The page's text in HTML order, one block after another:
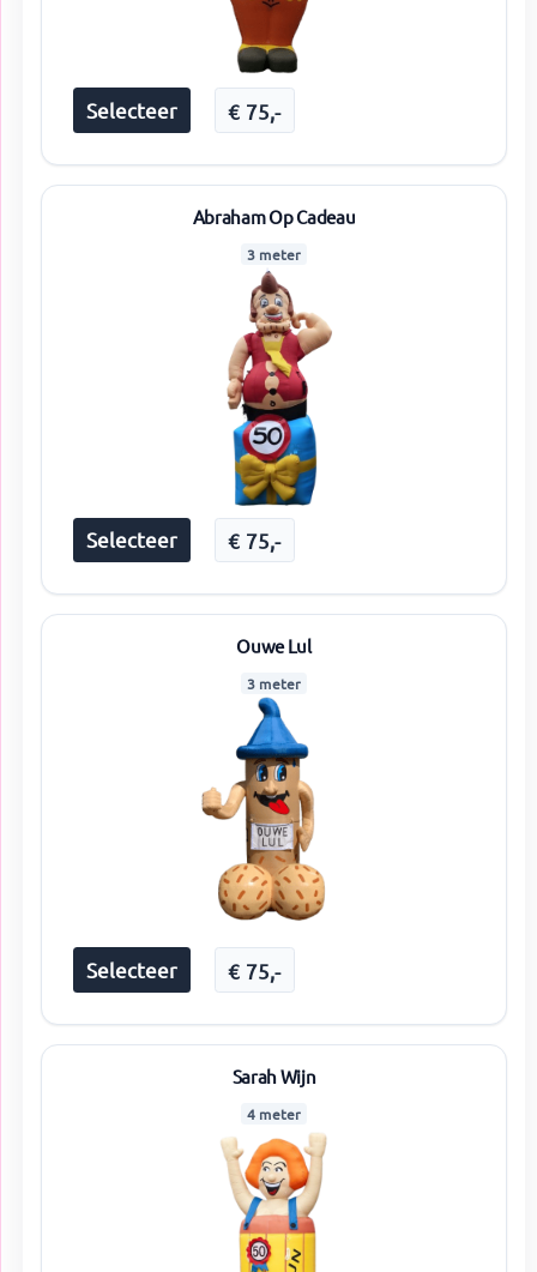
Selecteer € 75,-
Abraham Op Cadeau
3 meter
Selecteer € 75,-
Ouwe Lul
3 meter
Selecteer € 75,-
Sarah Wijn
4 meter